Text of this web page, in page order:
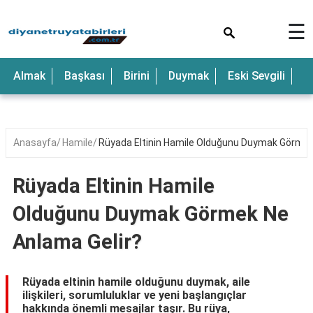
Anne
Bebek
Çocuk
Deniz
Düğün
Erkek
Eski
☰
Almak Başkası Birini Duymak Eski Sevgili
Anasayfa Hamile Rüyada Eltinin Hamile Olduğunu Duymak
Rüyada Eltinin Hamile
Olduğunu Duymak Görmek Ne
Anlama Gelir?
Rüyada eltinin hamile olduğunu duymak, aile
ilişkileri, sorumluluklar ve yeni başlangıçlar
hakkında önemli mesajlar taşır. Bu rüya,